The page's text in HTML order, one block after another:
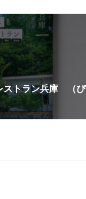
ストラン兵庫 （ぴ